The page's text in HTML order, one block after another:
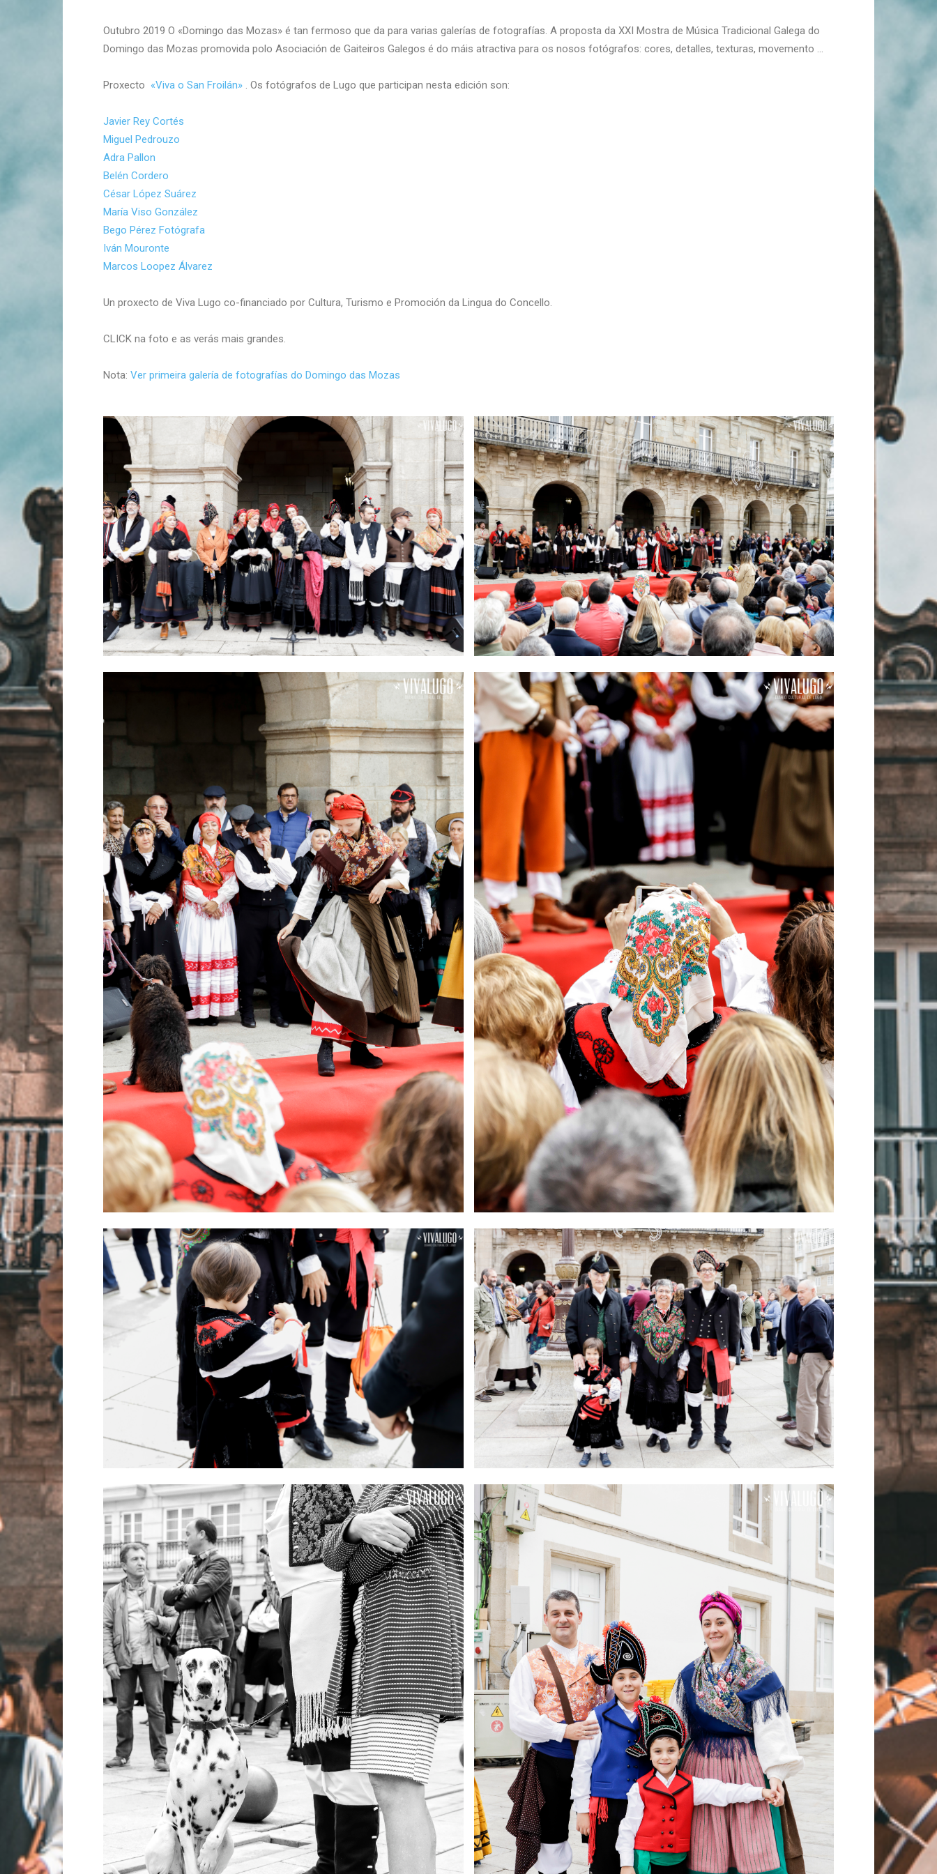
Outubro 2019 O «Domingo das Mozas» é tan fermoso que da para varias galerías de fotografías. A proposta da XXI Mostra de Música Tradicional Galega do
Domingo das Mozas promovida polo Asociación de Gaiteiros Galegos é do máis atractiva para os nosos fotógrafos: cores, detalles, texturas, movemento …
Proxecto «Viva o San Froilán» . Os fotógrafos de Lugo que participan nesta edición son:
Javier Rey Cortés
Miguel Pedrouzo
Adra Pallon
Belén Cordero
César López Suárez
María Viso González
Bego Pérez Fotógrafa
Iván Mouronte
Marcos Loopez Álvarez
Un proxecto de Viva Lugo co-financiado por Cultura, Turismo e Promoción da Lingua do Concello.
CLICK na foto e as verás mais grandes.
Nota: Ver primeira galería de fotografías do Domingo das Mozas